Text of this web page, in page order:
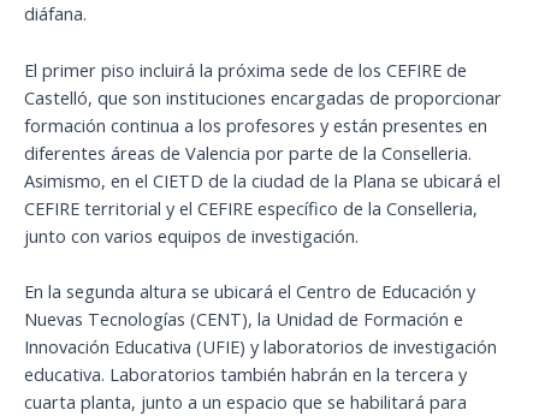
diáfana.
El primer piso incluirá la próxima sede de los CEFIRE de
Castelló, que son instituciones encargadas de proporcionar
formación continua a los profesores y están presentes en
diferentes áreas de Valencia por parte de la Conselleria.
Asimismo, en el CIETD de la ciudad de la Plana se ubicará el
CEFIRE territorial y el CEFIRE específico de la Conselleria,
junto con varios equipos de investigación.
En la segunda altura se ubicará el Centro de Educación y
Nuevas Tecnologías (CENT), la Unidad de Formación e
Innovación Educativa (UFIE) y laboratorios de investigación
educativa. Laboratorios también habrán en la tercera y
cuarta planta, junto a un espacio que se habilitará para